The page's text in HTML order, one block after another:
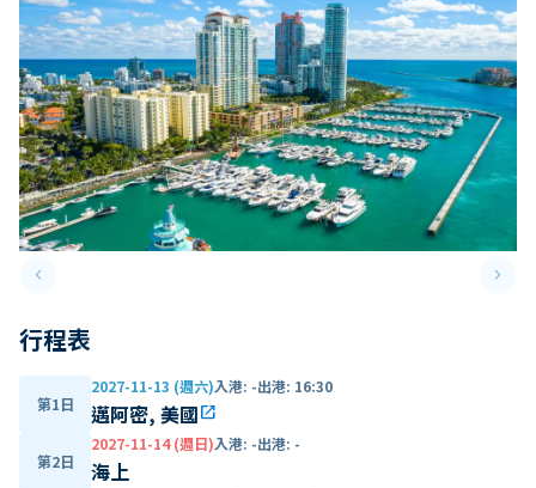
keyboard_arrow_leftPrevious slide keyboard_arrow_right
行程表
第1日
2027-11-13 (週六)入港: -出港: 16:30
邁阿密, 美國open_in_new
第2日
2027-11-14 (週日)入港: -出港: -
海上